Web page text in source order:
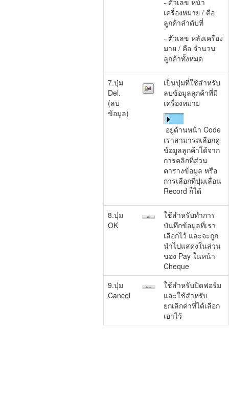
- ตัวเลข หน้า
เครื่องหมาย / คือ
ลูกค้าลำดับที่
- ตัวเลข หลังเครื่อง
มาย / คือ จำนวน
ลูกค้าทั้งหมด
7.ปุ่ม
Del.
(ลบ
ข้อมูล)
เป็นปุ่มที่ใช้สำหรับ
ลบข้อมูลลูกค้าที่มี
เครื่องหมาย
อยู่ด้านหน้า Code
เราสามารถเลือกดู
ข้อมูลลูกค้าได้จาก
การคลิกที่ส่วน
ตารางข้อมูล หรือ
การเลือกที่ปุ่มเลื่อน
Record ก็ได้
8.ปุ่ม
OK
ใช้สำหรับทำการ
บันทึกข้อมูลที่เรา
เลือกไว้ และจะถูก
นำไปแสดงในส่วน
ของ Pay ในหน้า
Cheque
9.ปุ่ม
Cancel
ใช้สำหรับปิดฟอร์ม
และใช้สำหรับ
ยกเลิกค่าที่ได้เลือก
เอาไว้